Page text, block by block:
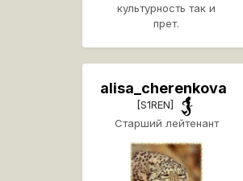
культурность так и
прет.
alisa_cherenkova
[S1REN]
Старший лейтенант